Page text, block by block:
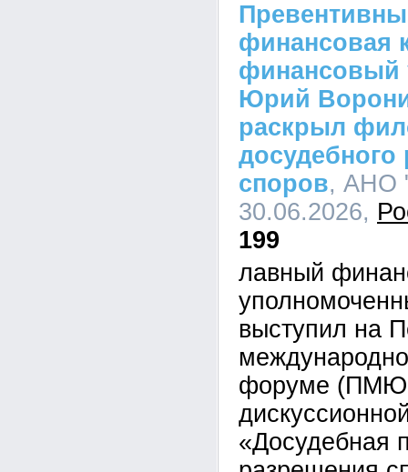
финансовая
финансовый
Юрий
раскрыл
досудебного
споров, АНО
30.06.2026,
199
лавный
выступил на
форуме
«Досудебная